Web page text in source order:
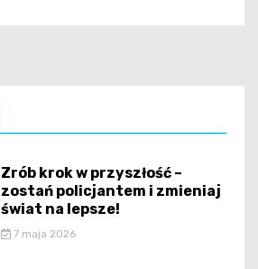
Zrób krok w przyszłość –
zostań policjantem i zmieniaj
świat na lepsze!
7 maja 2026